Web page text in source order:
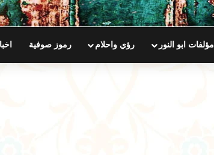
مؤلفات ابو النور رؤي واحلام رموز صوفية